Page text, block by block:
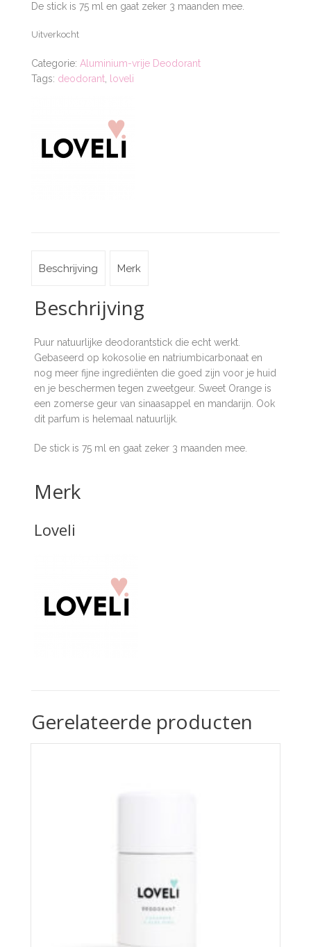
De stick is 75 ml en gaat zeker 3 maanden mee.
Uitverkocht
Categorie: Aluminium-vrije Deodorant
Tags: deodorant loveli
Beschrijving Merk
Beschrijving
Puur natuurlijke deodorantstick die echt werkt.
Gebaseerd op kokosolie en natriumbicarbonaat en
nog meer fijne ingrediënten die goed zijn voor je huid
en je beschermen tegen zweetgeur. Sweet Orange is
een zomerse geur van sinaasappel en mandarijn. Ook
dit parfum is helemaal natuurlijk.
De stick is 75 ml en gaat zeker 3 maanden mee.
Merk
Loveli
Gerelateerde producten